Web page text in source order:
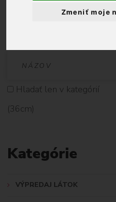
Zmeniť moje
D
Hladať len v kategórií
(36cm)
Kategórie
VÝPREDAJ LÁTOK